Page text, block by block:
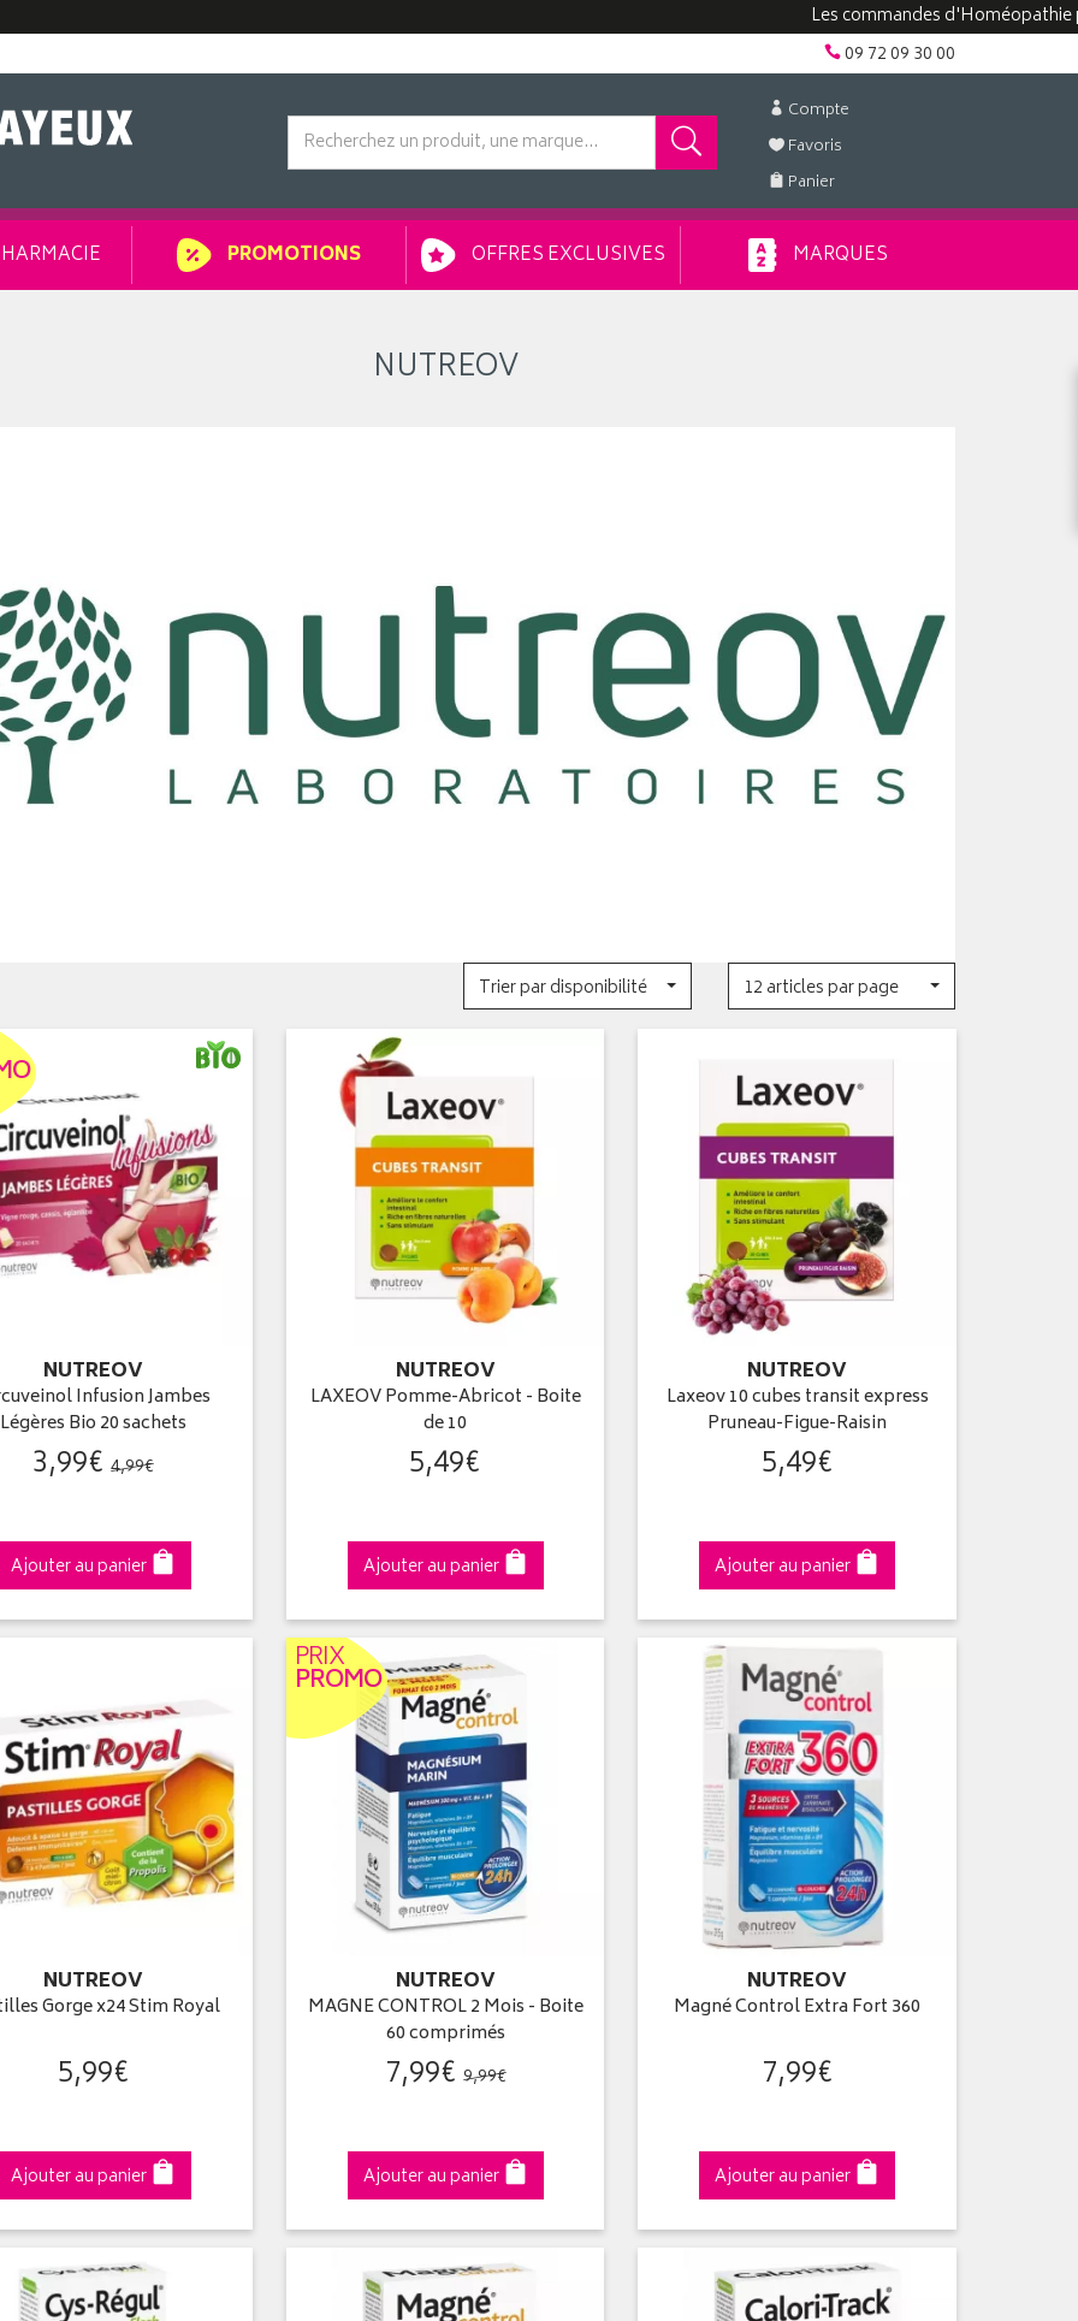
Les commandes d'Homéopathie
09 72 09 30 00
Compte
Favoris
Panier
PROMOTIONS OFFRES EXCLUSIVES MARQUES
NUTREOV
Trier par disponibilité 12 articles par page
NUTREOV
Infusion Jambes
Légères Bio 20 sachets
3,99€ 4,99€
Ajouter au panier
NUTREOV
LAXEOV Pomme-Abricot - Boite
de 10
5,49€
Ajouter au panier
NUTREOV
Laxeov 10 cubes transit express
Pruneau-Figue-Raisin
5,49€
Ajouter au panier
NUTREOV
Gorge x24 Stim Royal
5,99€
Ajouter au panier
PRIX
PROMO
NUTREOV
MAGNE CONTROL 2 Mois - Boite
60 comprimés
7,99€ 9,99€
Ajouter au panier
NUTREOV
Magné Control Extra Fort 360
7,99€
Ajouter au panier